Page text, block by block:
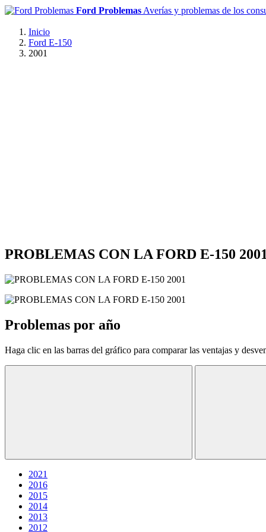
Ford Problemas Averías y problemas de los
Inicio
Ford E-150
2001
PROBLEMAS CON LA FORD E-150 2001
Problemas por año
Haga clic en las barras del gráfico para comparar las ventajas y
2021
2016
2015
2014
2013
2012